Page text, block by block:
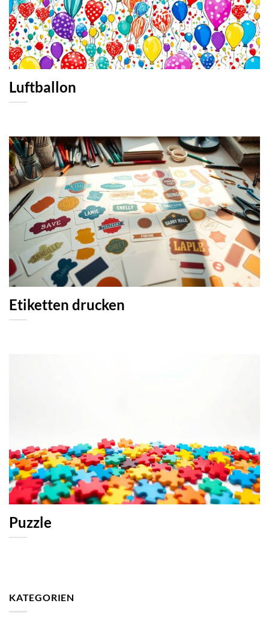
Luftballon
Etiketten drucken
Puzzle
KATEGORIEN